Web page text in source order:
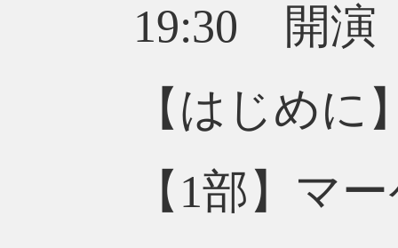
19:30 開演
【はじめに
【1部】マ